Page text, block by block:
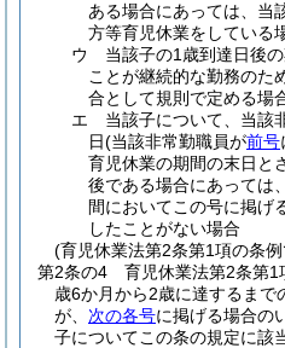
ある場合にあっては、当
方等育児休業をしている
ウ
当該子の1歳到達日後
ことが継続的な勤務のた
合として規則で定める場
エ
当該子について、当該
日(当該非常勤職員が前号
育児休業の期間の末日と
後である場合にあっては
間においてこの号に掲げ
したことがない場合
(育児休業法第2条第1項の条
第2条の4
育児休業法第2条第1
歳6か月から2歳に達するまで
が、 次の各号に掲げる場合の
子についてこの条の規定に該